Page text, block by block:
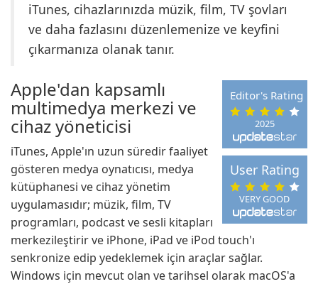
iTunes, cihazlarınızda müzik, film, TV şovları
ve daha fazlasını düzenlemenize ve keyfini
çıkarmanıza olanak tanır.
2025
Editor's Rating
VERY GOOD
User Rating
Apple'dan kapsamlı
multimedya merkezi ve
cihaz yöneticisi
iTunes, Apple'ın uzun süredir faaliyet
gösteren medya oynatıcısı, medya
kütüphanesi ve cihaz yönetim
uygulamasıdır; müzik, film, TV
programları, podcast ve sesli kitapları
merkezileştirir ve iPhone, iPad ve iPod touch'ı
senkronize edip yedeklemek için araçlar sağlar.
Windows için mevcut olan ve tarihsel olarak macOS'a